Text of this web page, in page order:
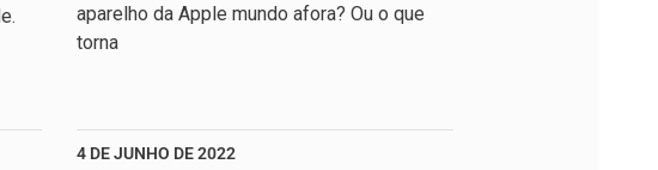
aparelho da Apple mundo afora? Ou o que
torna
4 DE JUNHO DE 2022